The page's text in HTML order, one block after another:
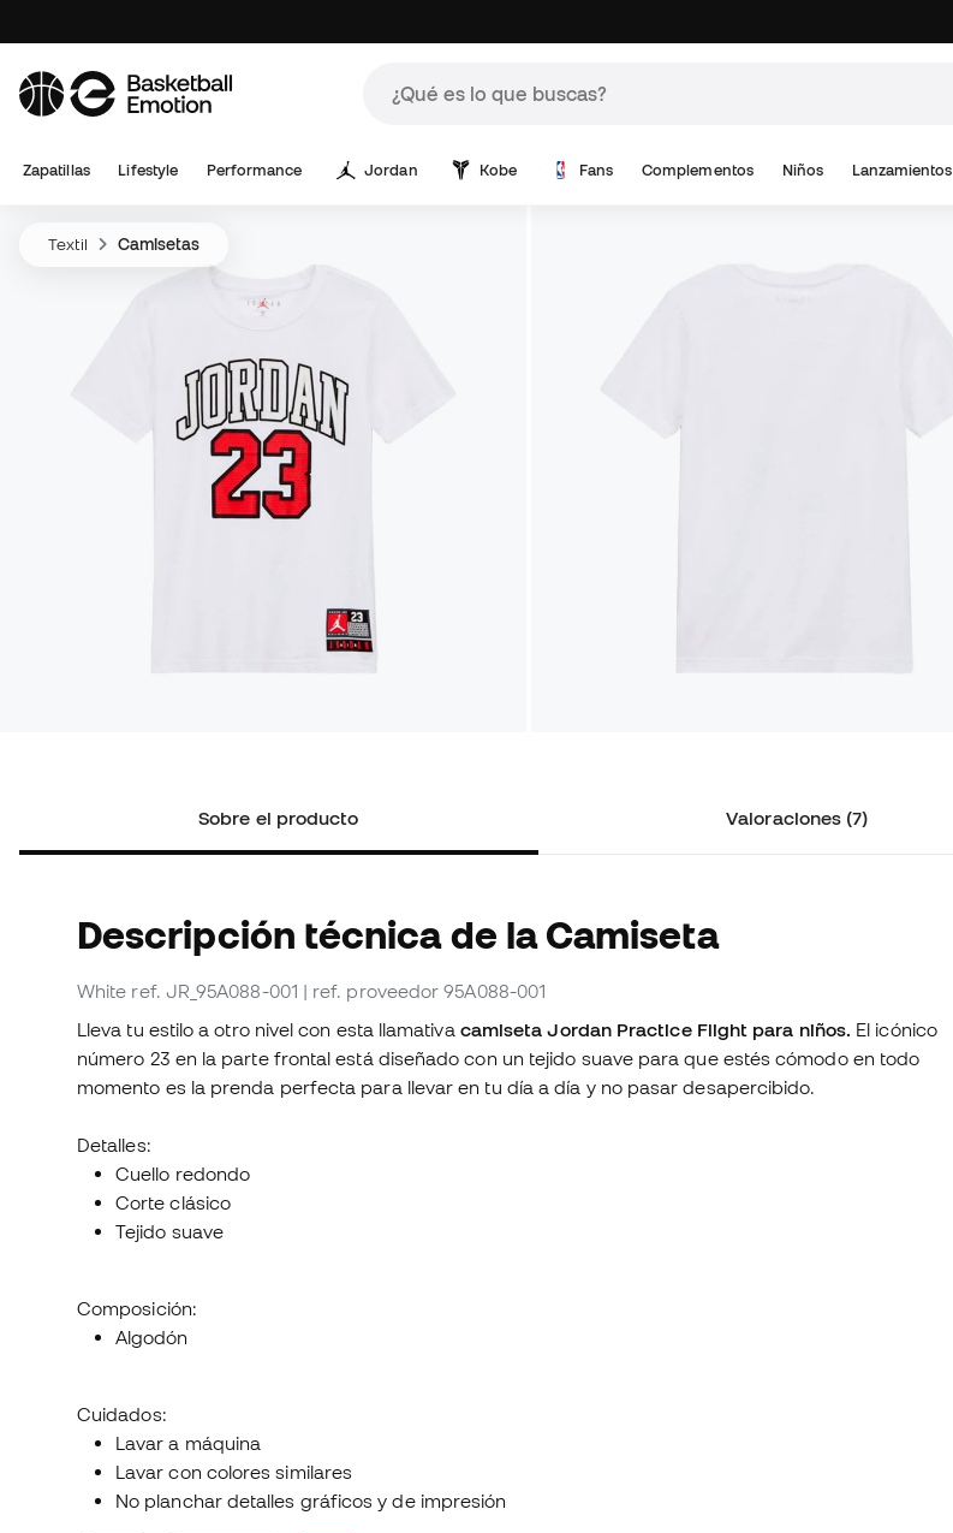
Zapatillas Lifestyle Performance Jordan Kobe Fans Complementos Niños Lanzamientos
Textil Camisetas
Sobre el producto Valoraciones (7)
Descripción técnica de la Camiseta
White ref. JR_95A088-001 | ref. proveedor 95A088-001
Lleva tu estilo a otro nivel con esta llamativa camiseta Jordan Practice Flight para niños. El icónico
número 23 en la parte frontal está diseñado con un tejido suave para que estés cómodo en todo
momento es la prenda perfecta para llevar en tu día a día y no pasar desapercibido.
Detalles:
Cuello redondo
Corte clásico
Tejido suave
Composición:
Algodón
Cuidados:
Lavar a máquina
Lavar con colores similares
No planchar detalles gráficos y de impresión